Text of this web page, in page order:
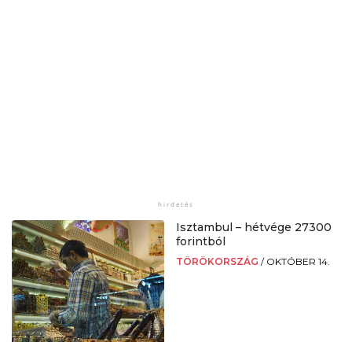
Isztambul – hétvége 27300
forintból
TÖRÖKORSZÁG / OKTÓBER 14.